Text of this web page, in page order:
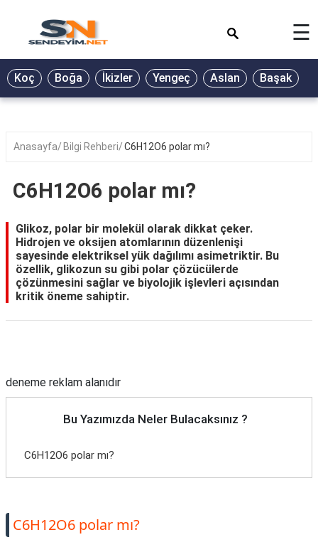
BİYOGRAFİ
GALERİ
ŞİİR
RÜYA
TABİRLERİ
TÜRKÜ
SÖZLERİ
Bize
☰
Koç Boğa İkizler Yengeç Aslan Başak
Anasayfa Bilgi Rehberi C6H12O6 polar mı?
C6H12O6 polar mı?
Glikoz, polar bir molekül olarak dikkat çeker.
Hidrojen ve oksijen atomlarının düzenlenişi
sayesinde elektriksel yük dağılımı asimetriktir. Bu
özellik, glikozun su gibi polar çözücülerde
çözünmesini sağlar ve biyolojik işlevleri açısından
kritik öneme sahiptir.
deneme reklam alanıdır
Bu Yazımızda Neler Bulacaksınız ?
C6H12O6 polar mı?
C6H12O6 polar mı?